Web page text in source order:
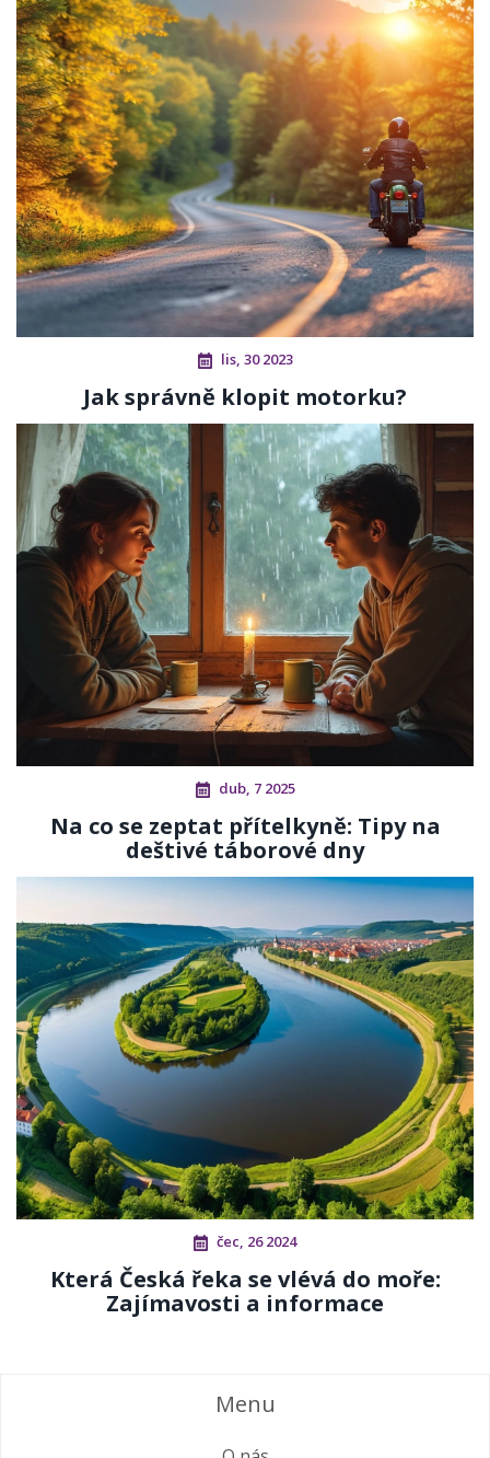
lis, 30 2023
Jak správně klopit motorku?
dub, 7 2025
Na co se zeptat přítelkyně: Tipy na
deštivé táborové dny
čec, 26 2024
Která Česká řeka se vlévá do moře:
Zajímavosti a informace
Menu